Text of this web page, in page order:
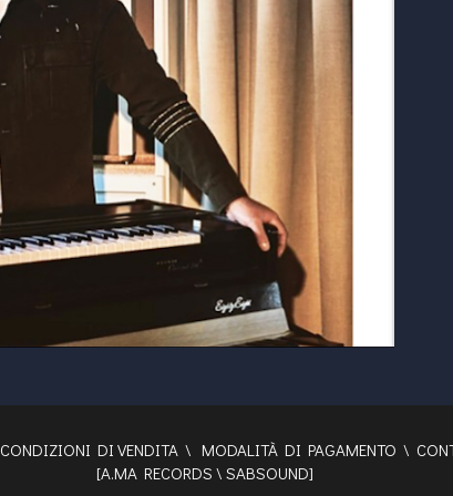
CONDIZIONI DI VENDITA \ MODALITÀ DI PAGAMENTO \
[A.MA RECORDS \ SABSOUND]